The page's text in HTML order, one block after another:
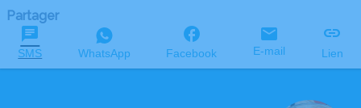
Partager
SMS WhatsApp Facebook E-mail Lien